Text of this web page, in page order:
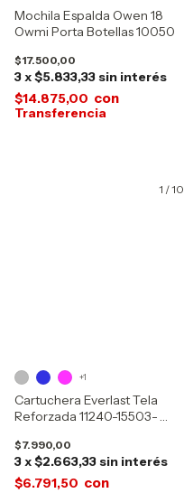
Mochila Espalda Owen 18
Owmi Porta Botellas 10050
$17.500,00
3x$5.833,33 sin interés
$14.875,00 con
1 /10
Cartuchera Everlast Tela
Reforzada 11240-15503-
$7.990,00
3x$2.663,33 sin interés
$6.791,50 con
+1